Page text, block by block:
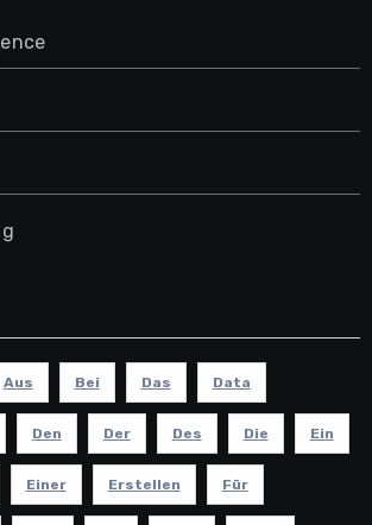
Aus Bei Das Data
Den Der Des Die Ein
Einer Erstellen Für